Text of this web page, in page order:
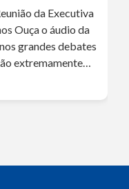
da Executiva
Ouça o áudio da
grandes debates
extremamente…